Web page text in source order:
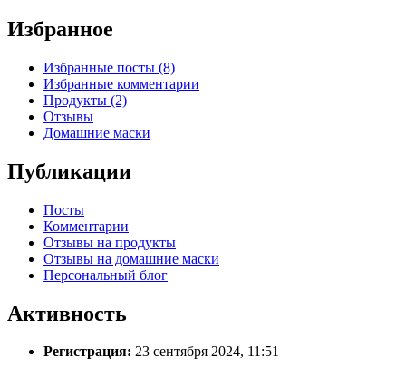
Избранное
Избранные посты (8)
Избранные комментарии
Продукты (2)
Отзывы
Домашние маски
Публикации
Посты
Комментарии
Отзывы на продукты
Отзывы на домашние маски
Персональный блог
Активность
Регистрация: 23 сентября 2024, 11:51